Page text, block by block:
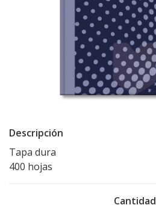
Descripción
Tapa dura
400 hojas
Cantidad